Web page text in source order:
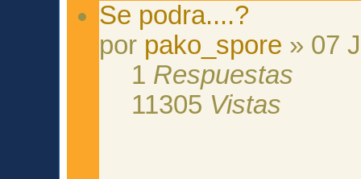
Se podra....?
por pako_spore » 07
1 Respuestas
11305 Vistas